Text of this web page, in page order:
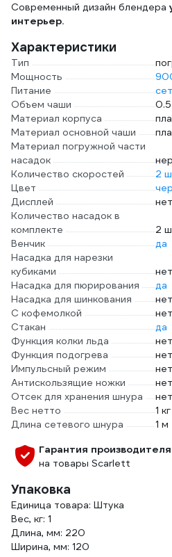
Современный дизайн блендера
интерьер.
Характеристики
Тип
Мощность
Питание
Объем чаши
Материал корпуса
Материал основной чаши
Материал погружной части
насадок
Количество скоростей
2
Цвет
Дисплей
нет
Количество насадок в
комплекте
2
Венчик
да
Насадка для нарезки
кубиками
нет
Насадка для пюрирования
да
Насадка для шинкования
нет
С кофемолкой
нет
Стакан
да
Функция колки льда
нет
Функция подогрева
нет
Импульсный режим
нет
Антискользящие ножки
нет
Отсек для хранения шнура
нет
Вес нетто
1 кг
Длина сетевого шнура
1 м
Гарантия производителя
на товары Scarlett
Упаковка
Единица товара: Штука
Вес, кг: 1
Длина, мм: 220
Ширина, мм: 120